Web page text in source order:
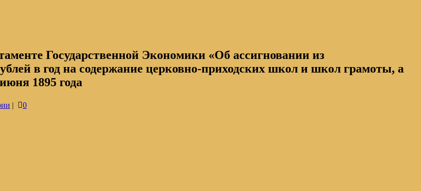
Государственной Экономики «Об ассигновании из
в год на содержание церковно-приходских школ и школ грамоты, а
1895 года
|
0